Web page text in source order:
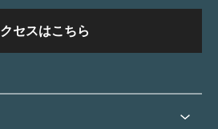
セスはこちら